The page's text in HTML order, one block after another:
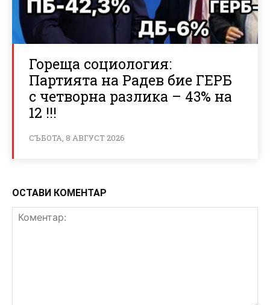
Гореща социология:
Партията на Радев бие ГЕРБ
с четворна разлика – 43% на
12 !!!
СЪБОТА, 8 АВГУСТ 2026
ОСТАВИ КОМЕНТАР